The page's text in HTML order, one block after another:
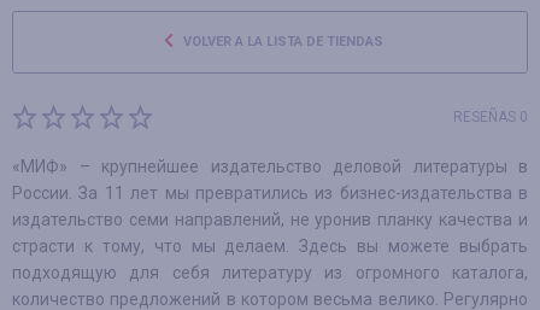
VOLVER A LA LISTA DE TIENDAS
RESEÑAS 0
«МИФ» – крупнейшее издательство деловой литературы в
России. За 11 лет мы превратились из бизнес-издательства в
издательство семи направлений, не уронив планку качества и
страсти к тому, что мы делаем. Здесь вы можете выбрать
подходящую для себя литературу из огромного каталога,
количество предложений в котором весьма велико. Регулярно